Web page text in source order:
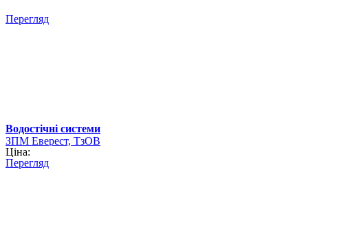
Перегляд
Водостічні системи
ЗПМ Еверест, ТзОВ
Ціна:
Перегляд